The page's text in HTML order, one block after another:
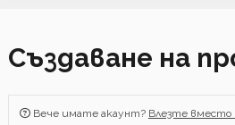
Създаване на
Вече имате акаунт? Влезте вместо